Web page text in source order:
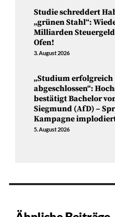
Studie schreddert
„grünen Stahl“:
Milliarden
Ofen!
3. August 2026
„Studium erfolgreich
abgeschlossen“:
bestätigt Bachelor
Siegmund (AfD) –
Kampagne
5. August 2026